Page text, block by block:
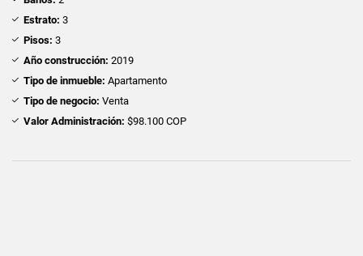
Estrato: 3
Pisos: 3
Año construcción: 2019
Tipo de inmueble: Apartamento
Tipo de negocio: Venta
Valor Administración: $98.100 COP